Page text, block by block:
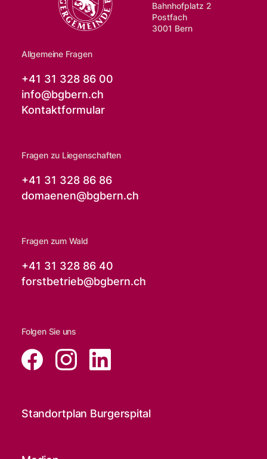
Bahnhofplatz 2
Postfach
3001 Bern
Allgemeine Fragen
+41 31 328 86 00
info@bgbern.ch
Kontaktformular
Fragen zu Liegenschaften
+41 31 328 86 86
domaenen@bgbern.ch
Fragen zum Wald
+41 31 328 86 40
forstbetrieb@bgbern.ch
Folgen Sie uns
Standortplan Burgerspital